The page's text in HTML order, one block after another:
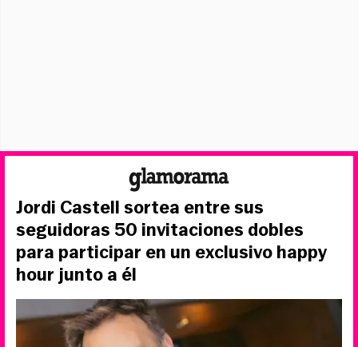
Jordi Castell sortea entre sus
seguidoras 50 invitaciones dobles
para participar en un exclusivo happy
hour junto a él